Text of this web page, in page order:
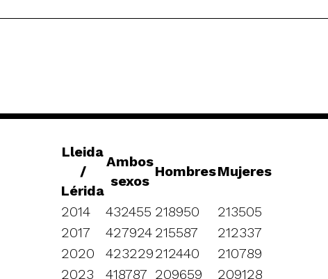
Lleida
/
Lérida
Ambos
sexos
HombresMujeres
2014 432455 218950
213505
2017
427924 215587
212337
2020
423229212440
210789
2023
418787 209659 209128